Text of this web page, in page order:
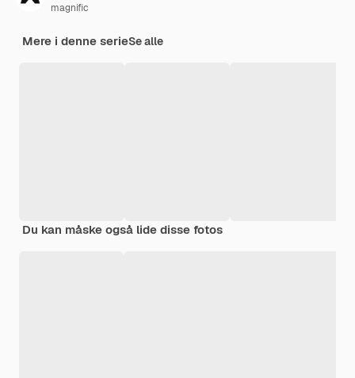
magnific
Mere i denne serieSe alle
Du kan måske også lide disse fotos